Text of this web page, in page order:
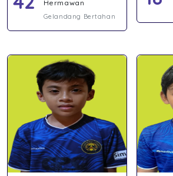
Hermawan
Gelandang Bertahan